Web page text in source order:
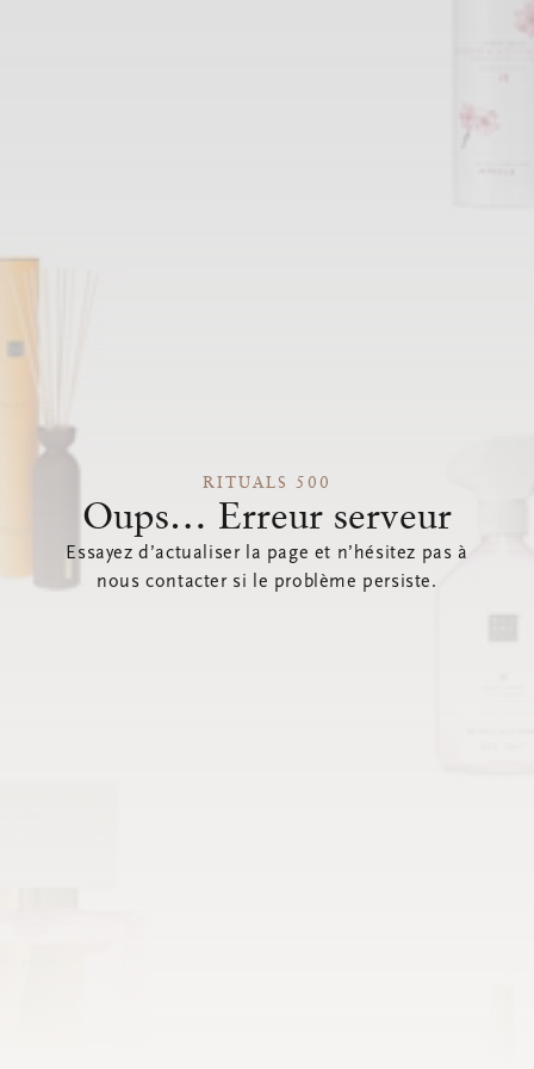
RITUALS 500
Oups… Erreur serveur
Essayez d’actualiser la page et n’hésitez pas à
nous contacter si le problème persiste.